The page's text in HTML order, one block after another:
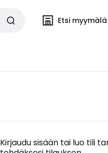
Etsi myymälä
Kirjaudu sisään tai luo tili